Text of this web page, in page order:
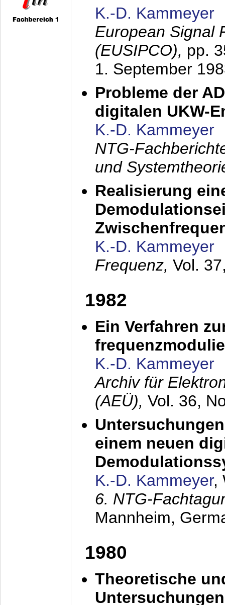
K.-D. Kammeyer
European Signal
(EUSIPCO), pp.
1. September
Probleme der
digitalen UKW-
K.-D. Kammeyer
NTG-
und
Realisierung
K.-D. Kammeyer
Frequenz, Vol.
1982
Ein Verfahren
K.-D. Kammeyer
Archiv für
(AEÜ), Vol. 36,
einem neuen
K.-D. Kammeyer,
6. NTG-
Mannheim,
1980
Theoretische